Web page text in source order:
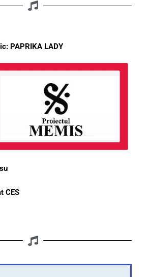
PAPRIKA LADY
CES